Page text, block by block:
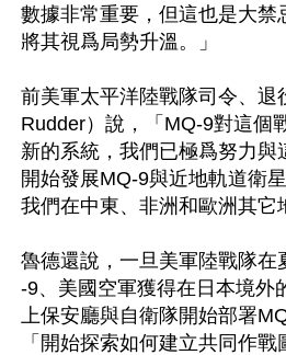
數據非常重要，但這也是大禁
將其視爲局勢升溫。」
前美軍太平洋陸戰隊司令、退
Rudder）說，「MQ-9對這個
新的系統，我們已極爲努力與
開始發展MQ-9與近地軌道衛
我們在中東、非洲和歐洲其它
魯德還說，一旦美軍陸戰隊在
-9、美國空軍獲得在日本境外
上保安廳與自衛隊開始部署
「開始探索如何建立共同作戰